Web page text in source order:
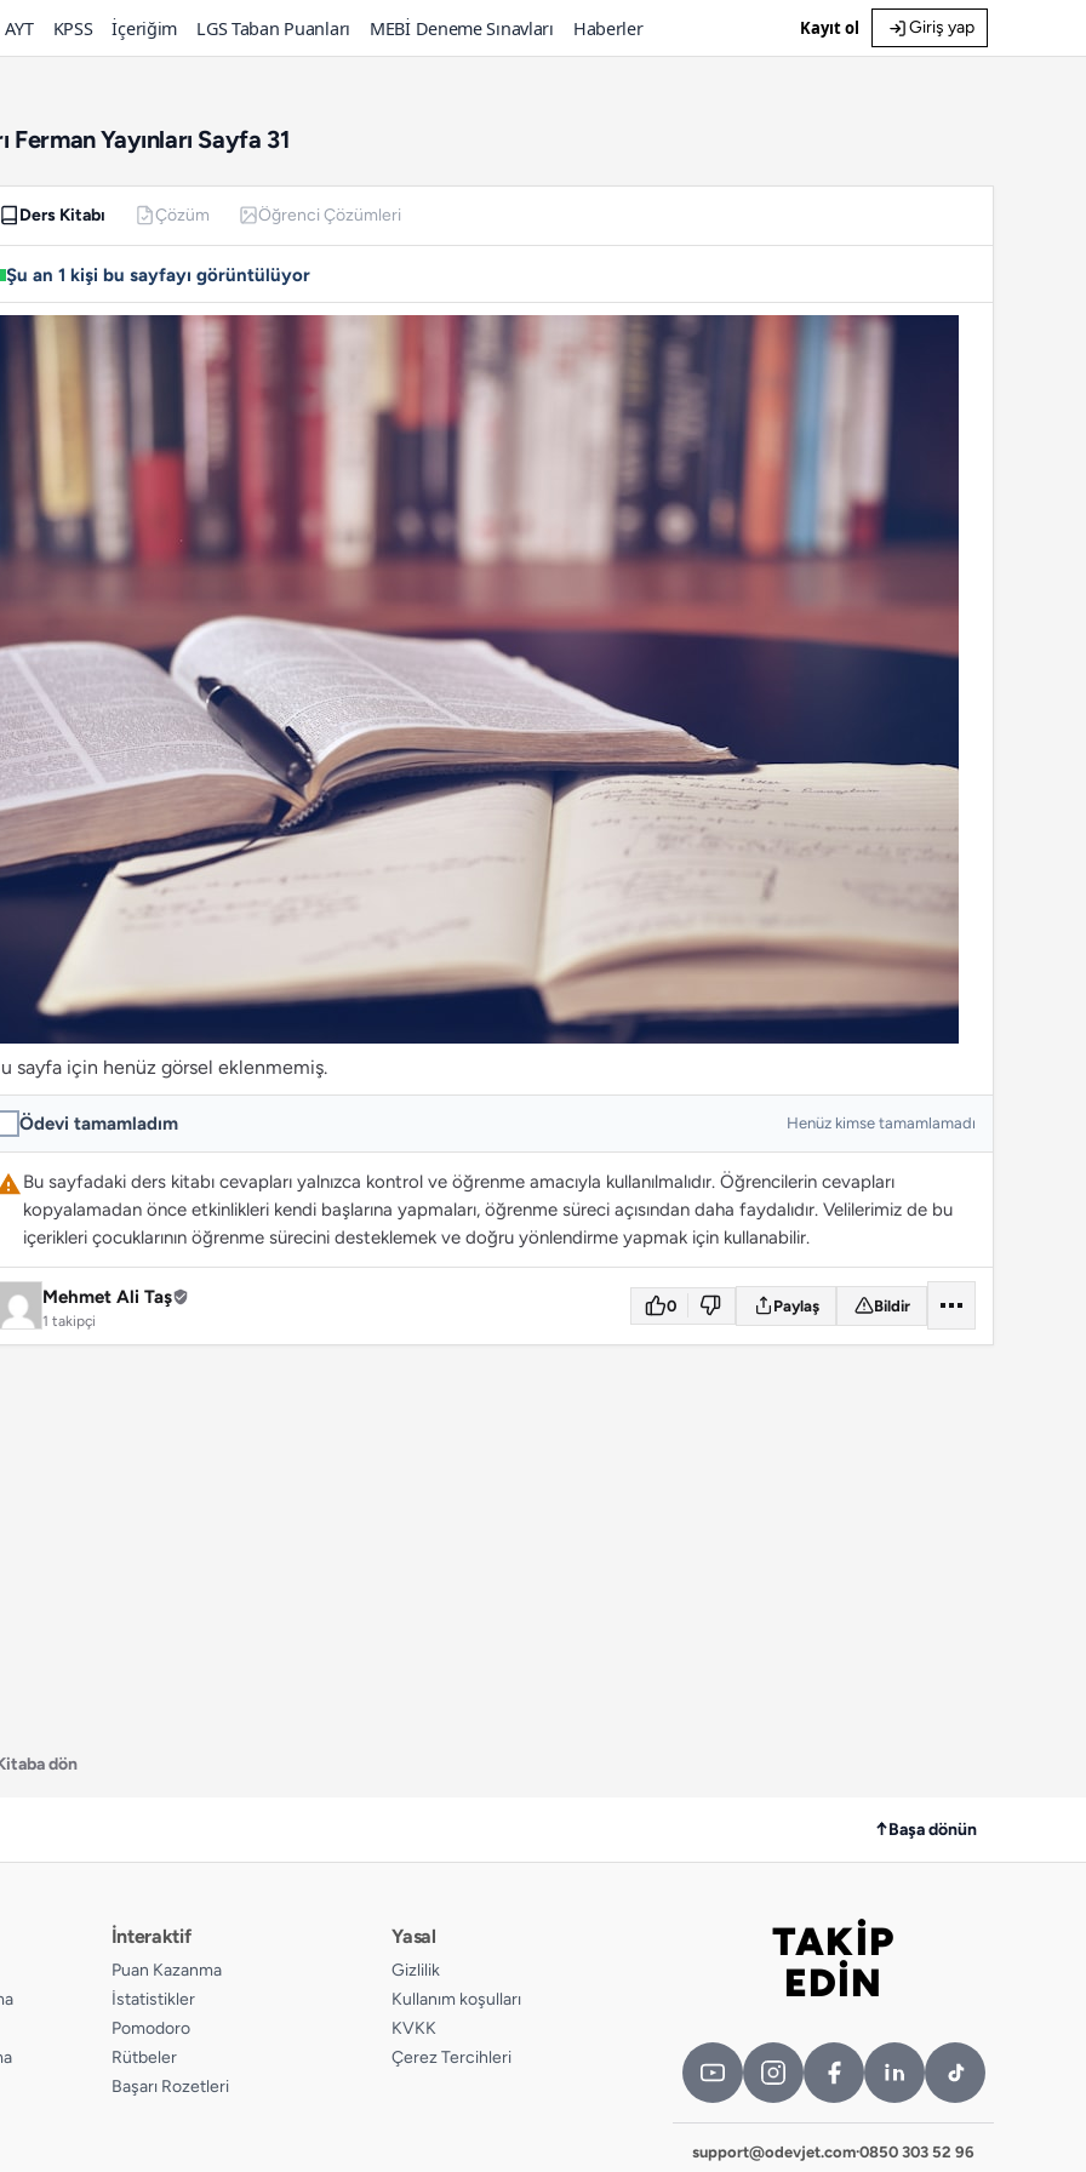
AYT KPSS İçeriğim LGS Taban Puanları MEBİ Deneme Sınavları Haberler Kayıt ol Giriş yap
Ferman Yayınları Sayfa 31
Ders Kitabı Çözüm Öğrenci Çözümleri
Şu an 1 kişi bu sayfayı görüntülüyor
sayfa için henüz görsel eklenmemiş.
Ödevi tamamladım Henüz kimse tamamlamadı
Bu sayfadaki ders kitabı cevapları yalnızca kontrol ve öğrenme amacıyla kullanılmalıdır. Öğrencilerin cevapları
kopyalamadan önce etkinlikleri kendi başlarına yapmaları, öğrenme süreci açısından daha faydalıdır. Velilerimiz de bu
içerikleri çocuklarının öğrenme sürecini desteklemek ve doğru yönlendirme yapmak için kullanabilir.
Mehmet Ali Taş
1 takipçi
0 Paylaş Bildir
dön
↑Başa dönün
İnteraktif
Puan Kazanma
İstatistikler
Pomodoro
Rütbeler
Başarı Rozetleri
Yasal
Gizlilik
Kullanım koşulları
KVKK
Çerez Tercihleri
Bizi takip edin
TAKİP
EDİN
support@odevjet.com·0850 303 52 96